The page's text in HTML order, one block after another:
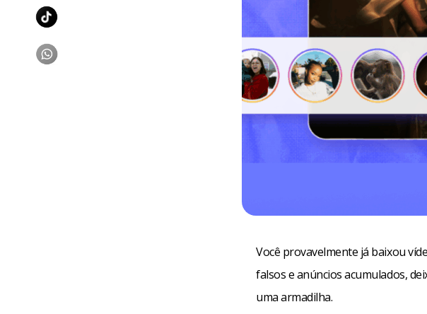
Você provavelmente já baixou
falsos e anúncios acumulados,
uma armadilha.